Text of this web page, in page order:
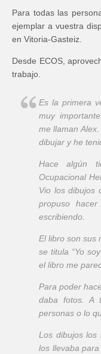
Para todas las
ejemplar a vuestra
en Vitoria-Gasteiz.
Desde ECOS,
trabajo.
Es la primera
muy
me llaman
dibujar y he
Hace algún
Ocupacional
Vio los dibujos
propuso
escribiendo.
El libro son sus
se titula “Yo
el libro me
Para poder
daba fotos. A
personas o lo
Los dibujos
los llevaba